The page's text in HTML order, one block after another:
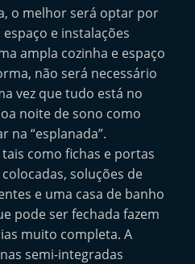
o melhor será optar por
e instalações
ampla cozinha e espaço
não será necessário
vez que tudo está no
noite de sono como
na “esplanada”.
como fichas e portas
soluções de
e uma casa de banho
pode ser fechada fazem
muito completa. A
semi-integradas